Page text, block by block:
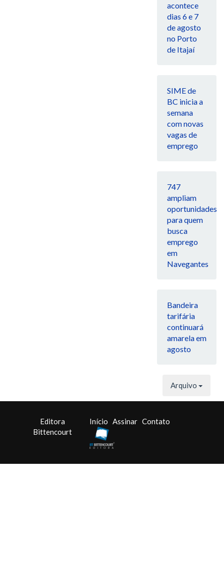
acontece
dias 6 e 7
de agosto
no Porto
de Itajaí
SIME de
BC inicia a
semana
com novas
vagas de
emprego
747
ampliam
oportunidades
para quem
busca
emprego
em
Navegantes
Bandeira
tarifária
continuará
amarela em
agosto
Arquivo
Editora
Bittencourt
Início Assinar Contato